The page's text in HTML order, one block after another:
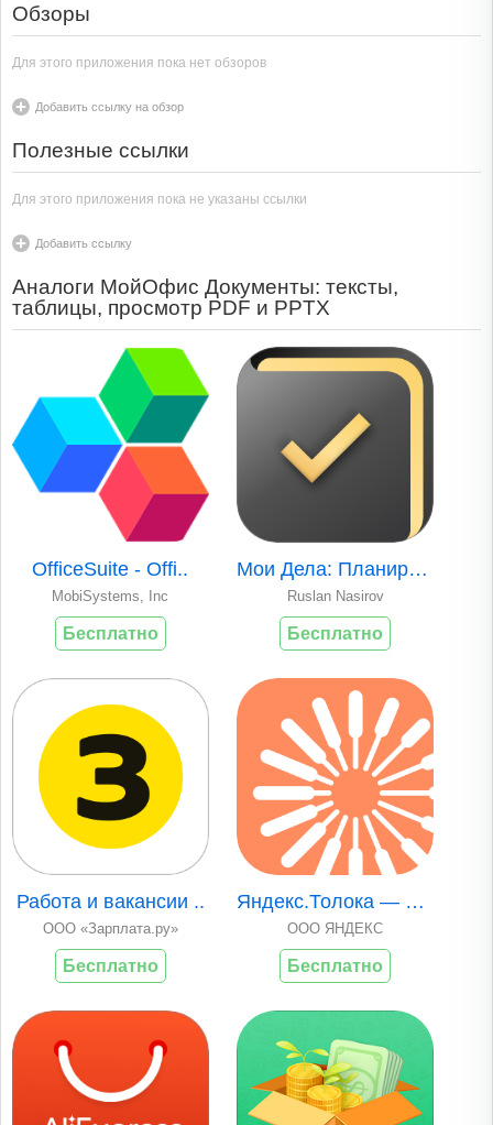
Обзоры
Для этого приложения пока нет обзоров
Добавить ссылку на обзор
Полезные ссылки
Для этого приложения пока не указаны ссылки
Добавить ссылку
Аналоги МойОфис Документы: тексты,
таблицы, просмотр PDF и PPTX
OfficeSuite - Offi..
MobiSystems, Inc
Бесплатно
Мои Дела: Планиров..
Ruslan Nasirov
Бесплатно
Работа и вакансии ..
ООО «Зарплата.ру»
Бесплатно
Яндекс.Толока — мо..
ООО ЯНДЕКC
Бесплатно